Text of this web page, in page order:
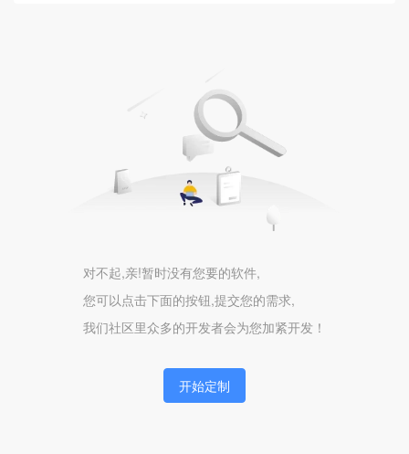
对不起,亲!暂时没有您要的软件,
您可以点击下面的按钮,提交您的需求,
我们社区里众多的开发者会为您加紧开发！
开始定制